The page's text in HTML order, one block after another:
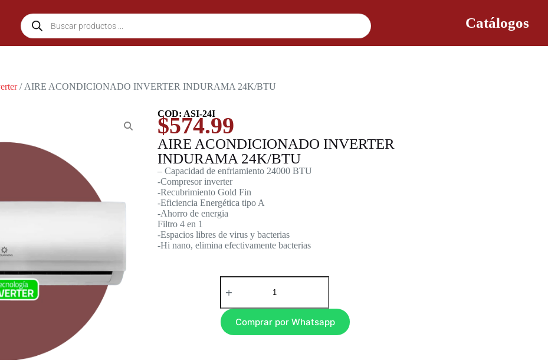
Catálogos
/ AIRE ACONDICIONADO INVERTER INDURAMA 24K/BTU
COD: ASI-24I
$574.99
AIRE ACONDICIONADO INVERTER
INDURAMA 24K/BTU
– Capacidad de enfriamiento 24000 BTU
-Compresor inverter
-Recubrimiento Gold Fin
-Eficiencia Energética tipo A
-Ahorro de energia
Filtro 4 en 1
-Espacios libres de virus y bacterias
-Hi nano, elimina efectivamente bacterias
Comprar por Whatsapp